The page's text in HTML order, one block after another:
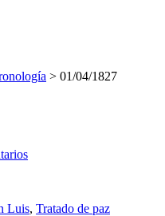
> 01/04/1827
Luis, Tratado de paz